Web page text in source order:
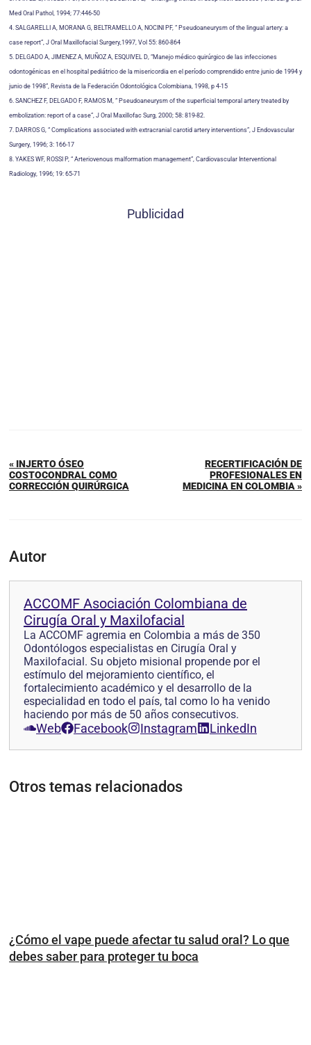
Med Oral Pathol, 1994; 77:446-50
4. SALGARELLI A, MORANA G, BELTRAMELLO A, NOCINI PF, “ Pseudoaneurysm of the lingual artery: a
case report”, J Oral Maxillofacial Surgery,1997, Vol 55: 860-864
5. DELGADO A, JIMENEZ A, MUÑOZ A, ESQUIVEL D, “Manejo médico quirúrgico de las infecciones
odontogénicas en el hospital pediátrico de la misericordia en el período comprendido entre junio de 1994 y
junio de 1998”, Revista de la Federación Odontológica Colombiana, 1998, p 4-15
6. SANCHEZ F, DELGADO F, RAMOS M, “ Pseudoaneurysm of the superficial temporal artery treated by
embolization: report of a case”, J Oral Maxillofac Surg, 2000; 58: 819-82.
7. DARROS G, “ Complications associated with extracranial carotid artery interventions”, J Endovascular
Surgery, 1996; 3: 166-17
8. YAKES WF, ROSSI P, “ Arteriovenous malformation management”, Cardiovascular Interventional
Radiology, 1996; 19: 65-71
Publicidad
« INJERTO ÓSEO
COSTOCONDRAL COMO
CORRECCIÓN QUIRÚRGICA
RECERTIFICACIÓN DE
PROFESIONALES EN
MEDICINA EN COLOMBIA »
Autor
ACCOMF Asociación Colombiana de
Cirugía Oral y Maxilofacial
La ACCOMF agremia en Colombia a más de 350
Odontólogos especialistas en Cirugía Oral y
Maxilofacial. Su objeto misional propende por el
estímulo del mejoramiento científico, el
fortalecimiento académico y el desarrollo de la
especialidad en todo el país, tal como lo ha venido
haciendo por más de 50 años consecutivos.
Web Facebook Instagram LinkedIn
Otros temas relacionados
¿Cómo el vape puede afectar tu salud oral? Lo que
debes saber para proteger tu boca